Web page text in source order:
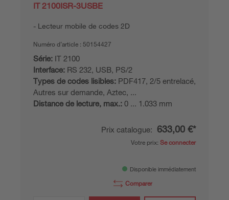
IT 2100ISR-3USBE
Lecteur mobile de codes 2D
Numéro d’article : 50154427
Série: IT 2100
Interface: RS 232, USB, PS/2
Types de codes lisibles: PDF417, 2/5 entrelacé,
Autres sur demande, Aztec, ...
Distance de lecture, max.: 0 ... 1.033 mm
Prix catalogue: 633,00 €*
Votre prix: Se connecter
Disponible immédiatement
Comparer